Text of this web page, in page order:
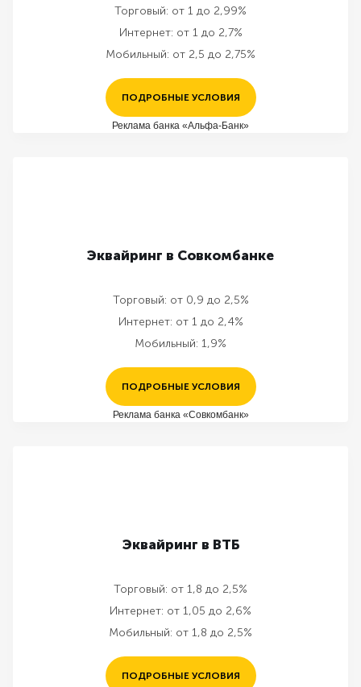
Торговый: от 1 до 2,99%
Интернет: от 1 до 2,7%
Мобильный: от 2,5 до 2,75%
ПОДРОБНЫЕ УСЛОВИЯ
Реклама банка «Альфа-Банк»
Эквайринг в Совкомбанке
Торговый: от 0,9 до 2,5%
Интернет: от 1 до 2,4%
Мобильный: 1,9%
ПОДРОБНЫЕ УСЛОВИЯ
Реклама банка «Совкомбанк»
Эквайринг в ВТБ
Торговый: от 1,8 до 2,5%
Интернет: от 1,05 до 2,6%
Мобильный: от 1,8 до 2,5%
ПОДРОБНЫЕ УСЛОВИЯ